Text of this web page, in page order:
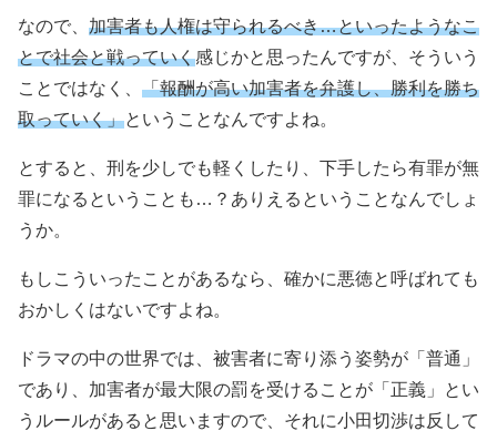
なので、 加害者も人権は守られるべき…といったようなこ
とで社会と戦っていく感じかと思ったんですが、そういう
ことではなく、 「報酬が高い加害者を弁護し、勝利を勝ち
取っていく」ということなんですよね。
とすると、刑を少しでも軽くしたり、下手したら有罪が無
罪になるということも…？ありえるということなんでしょ
うか。
もしこういったことがあるなら、確かに悪徳と呼ばれても
おかしくはないですよね。
ドラマの中の世界では、被害者に寄り添う姿勢が「普通」
であり、加害者が最大限の罰を受けることが「正義」とい
うルールがあると思いますので、それに小田切渉は反して